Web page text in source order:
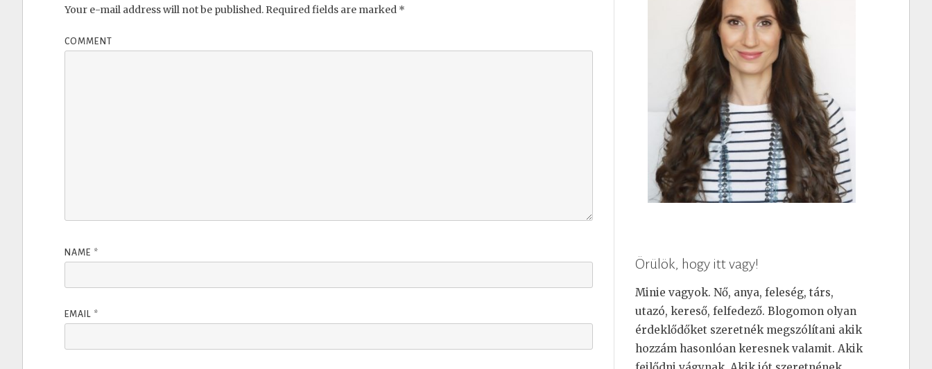
Your e-mail address will not be published. Required fields are marked *
COMMENT
NAME *
EMAIL *
Örülök, hogy itt vagy!
Minie vagyok. Nő, anya, feleség, társ,
utazó, kereső, felfedező. Blogomon olyan
érdeklődőket szeretnék megszólítani akik
hozzám hasonlóan keresnek valamit. Akik